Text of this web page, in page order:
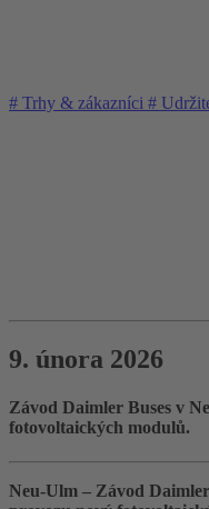
# Trhy & zákazníci #
9. února 2026
Závod Daimler Buses v
fotovoltaických modulů.
Neu-Ulm – Závod